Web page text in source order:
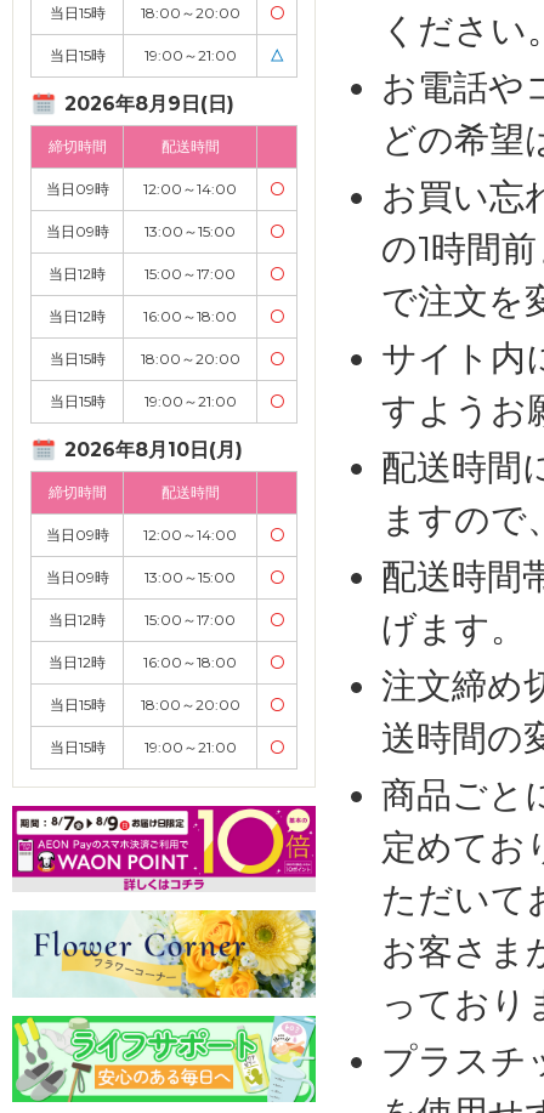
当日15時 18:00～20:00 〇
当日15時 19:00～21:00 △
2026年8月9日(日)
締切時間 配送時間
当日09時 12:00～14:00 〇
当日09時 13:00～15:00 〇
当日12時 15:00～17:00 〇
当日12時 16:00～18:00 〇
当日15時 18:00～20:00 〇
当日15時 19:00～21:00 〇
2026年8月10日(月)
締切時間 配送時間
当日09時 12:00～14:00 〇
当日09時 13:00～15:00 〇
当日12時 15:00～17:00 〇
当日12時 16:00～18:00 〇
当日15時 18:00～20:00 〇
当日15時 19:00～21:00 〇
ください
お電話や
どの希望
お買い忘
の1時間
で注文を
サイト内
すようお
配送時間
ますので
配送時間
げます。
注文締め
送時間の
商品ごと
定めてお
ただいて
お客さま
っており
プラスチ